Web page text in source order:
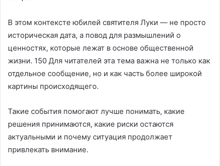
В этом контексте юбилей святителя Луки — не просто
историческая дата, а повод для размышлений о
ценностях, которые лежат в основе общественной
жизни. 150 Для читателей эта тема важна не только как
отдельное сообщение, но и как часть более широкой
картины происходящего.
Такие события помогают лучше понимать, какие
решения принимаются, какие риски остаются
актуальными и почему ситуация продолжает
привлекать внимание.